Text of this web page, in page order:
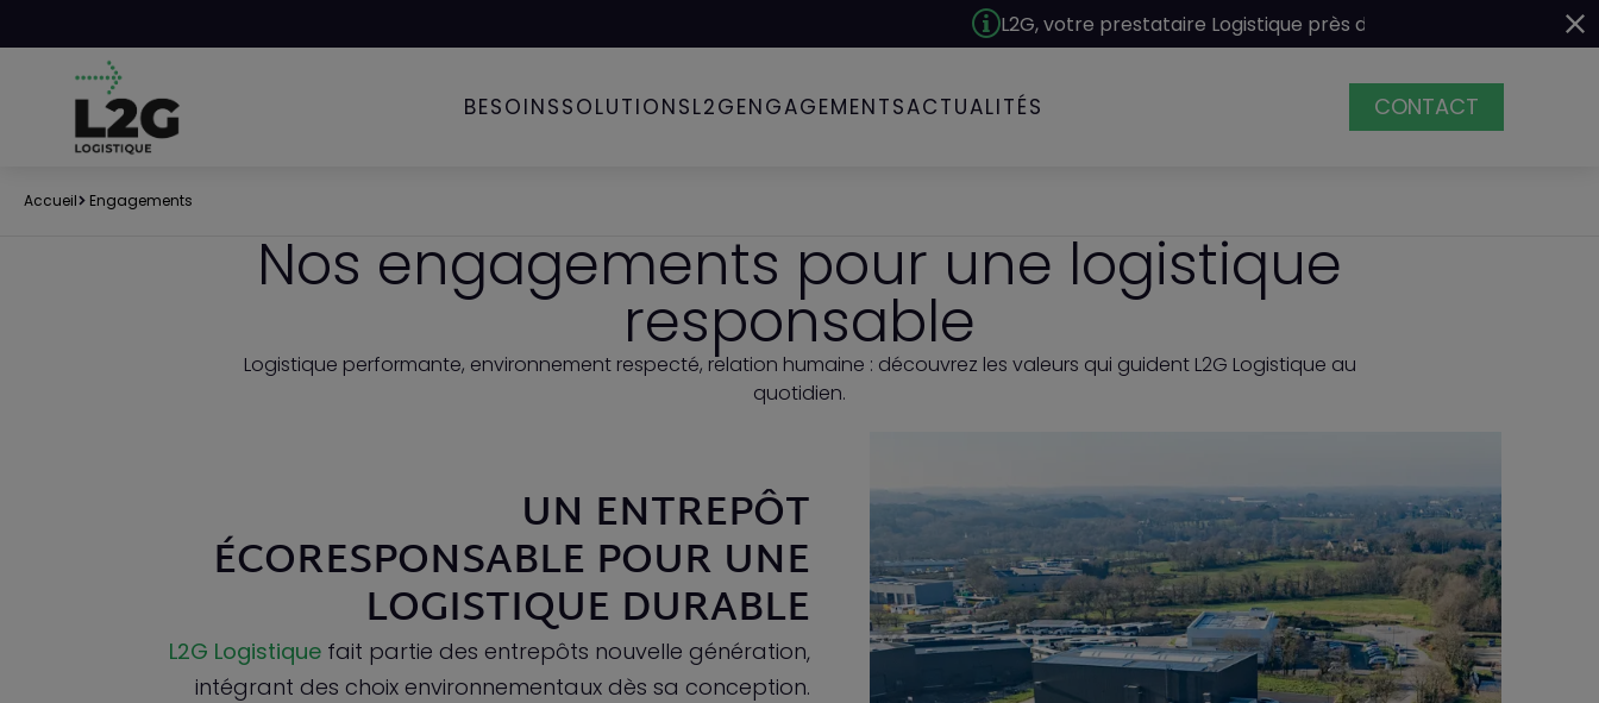
L2G, votre prestataire Logistique près de Vannes
BESOINSSOLUTIONSL2GENGAGEMENTSACTUALITÉS CONTACT
BESOINS
ACTUALITÉS
Contact
Accueil Engagements
Nos engagements pour une logistique
responsable
Logistique performante, environnement respecté, relation humaine : découvrez les valeurs qui guident L2G Logistique au
quotidien.
UN ENTREPÔT
ÉCORESPONSABLE POUR UNE
LOGISTIQUE DURABLE
L2G Logistique fait partie des entrepôts nouvelle génération,
intégrant des choix environnementaux dès sa conception.